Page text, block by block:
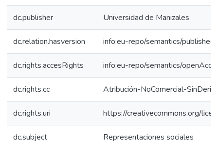
dc.publisher Universidad de Manizales
dc.relation.hasversion info:eu-repo/semantics/
dc.rights.accesRights info:eu-repo/semantics/
dc.rights.cc Atribución-NoComercial-
dc.rights.uri https://creativecommons.org/
dc.subject Representaciones sociales